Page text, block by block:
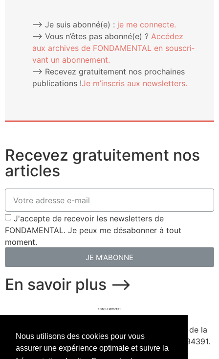
Nous utilisons des cookies pour vous
assurer une expérience optimale et suivre la
⟶ Je suis abonné(e) : je me connecte.
⟶ Vous n’êtes pas abonné(e) ? Accé­dez
aux archives de FONDAMENTAL en sous­cri­
vant un abonnement.
⟶ Rece­vez gra­tui­te­ment nos pro­chaines
publi­ca­tions !Je m’ins­cris aux newsletters.
Recevez gratuitement nos
articles
J'accepte de recevoir les newsletters de
FONDAMENTAL. Je peux me désabonner à tout
moment.
JE M'ABONNE
En savoir plus ⟶
Fondé en 2020. Édité par Presse de la
Forge & Delescluze SAS.Agrément CPPAP
1127Y94391.
Membre du SPIIL. Signataire de la Charte pour un